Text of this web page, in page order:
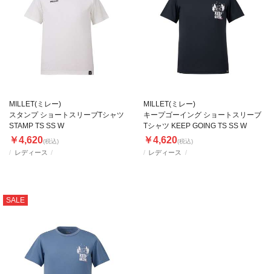
レディース
MILLET(ミレー)
スタンプ ショートスリーブTシャツ
STAMP TS SS W
￥4,620(税込)
レディース
MILLET(ミレー)
キープゴーイング ショートスリーブ
Tシャツ KEEP GOING TS SS W
￥4,620(税込)
SALE